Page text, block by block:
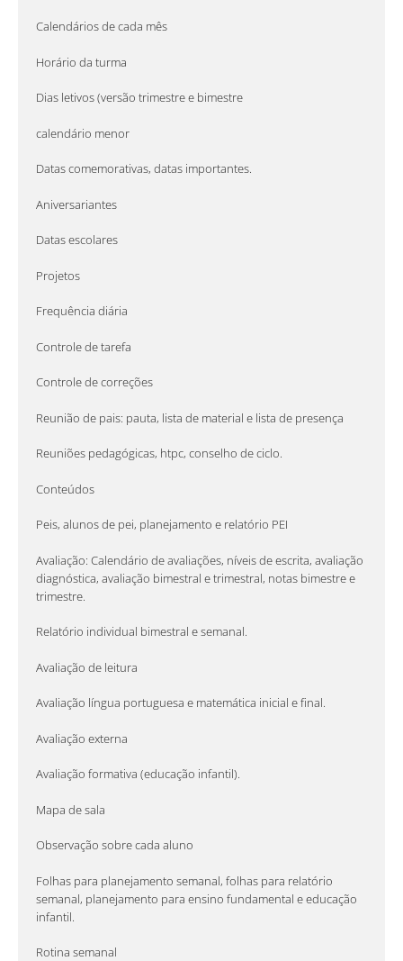
Calendários de cada mês
Horário da turma
Dias letivos (versão trimestre e bimestre
calendário menor
Datas comemorativas, datas importantes.
Aniversariantes
Datas escolares
Projetos
Frequência diária
Controle de tarefa
Controle de correções
Reunião de pais: pauta, lista de material e lista de presença
Reuniões pedagógicas, htpc, conselho de ciclo.
Conteúdos
Peis, alunos de pei, planejamento e relatório PEI
Avaliação: Calendário de avaliações, níveis de escrita, avaliação
diagnóstica, avaliação bimestral e trimestral, notas bimestre e
trimestre.
Relatório individual bimestral e semanal.
Avaliação de leitura
Avaliação língua portuguesa e matemática inicial e final.
Avaliação externa
Avaliação formativa (educação infantil).
Mapa de sala
Observação sobre cada aluno
Folhas para planejamento semanal, folhas para relatório
semanal, planejamento para ensino fundamental e educação
infantil.
Rotina semanal